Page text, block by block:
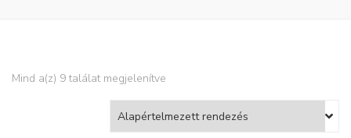
Mind a(z) 9 találat megjelenítve